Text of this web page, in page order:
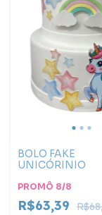
BOLO FAKE
UNICÓRINIO
PROMÔ 8/8
R$63,39